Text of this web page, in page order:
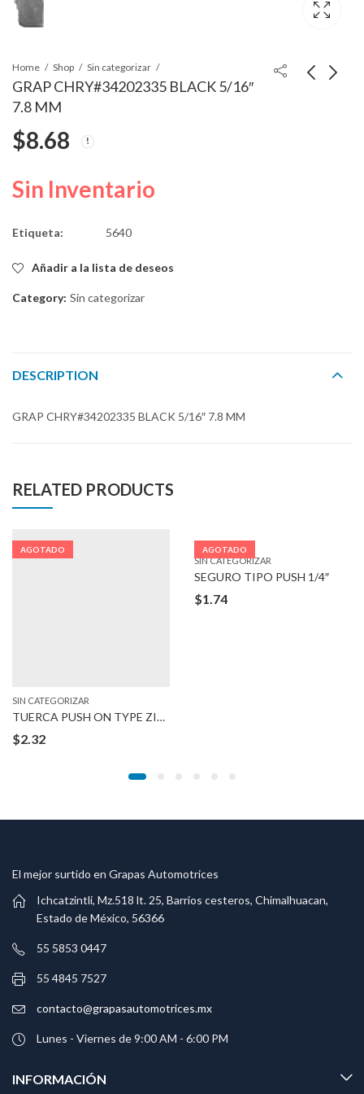
Home Shop Sin categorizar
GRAP CHRY#34202335 BLACK 5/16″
7.8 MM
$8.68
Sin Inventario
Etiqueta: 5640
Añadir a la lista de deseos
Category: Sin categorizar
DESCRIPTION
GRAP CHRY#34202335 BLACK 5/16″ 7.8 MM
RELATED PRODUCTS
AGOTADO
SIN CATEGORIZAR
TUERCA PUSH ON TYPE ZINC 8-1.25 MM BOLT
$2.32
AGOTADO
SIN CATEGORIZAR
SEGURO TIPO PUSH 1/4″
$1.74
El mejor surtido en Grapas Automotrices
Ichcatzintli, Mz.518 lt. 25, Barrios cesteros, Chimalhuacan,
Estado de México, 56366
55 5853 0447
55 4845 7527
contacto@grapasautomotrices.mx
Lunes - Viernes de 9:00 AM - 6:00 PM
INFORMACIÓN